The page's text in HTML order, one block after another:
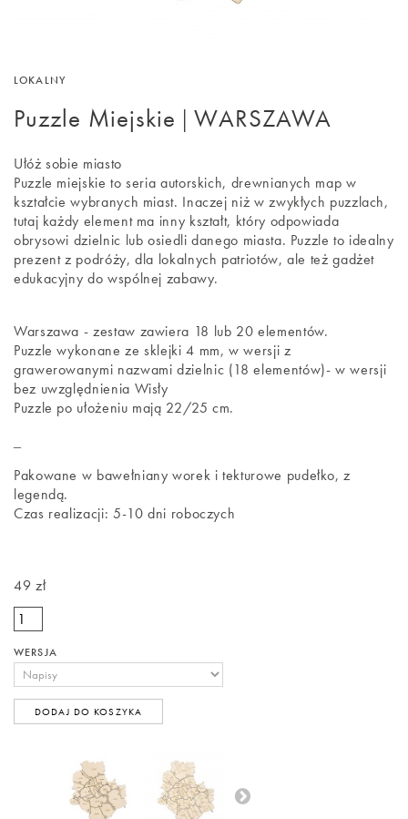
LOKALNY
Puzzle Miejskie | WARSZAWA
Ułóż sobie miasto
Puzzle miejskie to seria autorskich, drewnianych map w
kształcie wybranych miast. Inaczej niż w zwykłych puzzlach,
tutaj każdy element ma inny kształt, który odpowiada
obrysowi dzielnic lub osiedli danego miasta. Puzzle to idealny
prezent z podróży, dla lokalnych patriotów, ale też gadżet
edukacyjny do wspólnej zabawy.
Warszawa - zestaw zawiera 18 lub 20 elementów.
Puzzle wykonane ze sklejki 4 mm, w wersji z
grawerowanymi nazwami dzielnic (18 elementów)- w wersji
bez uwzględnienia Wisły
Puzzle po ułożeniu mają 22/25 cm.
Pakowane w bawełniany worek i tekturowe pudełko, z
legendą.
Czas realizacji: 5-10 dni roboczych
49 zł
WERSJA
DODAJ DO KOSZYKA